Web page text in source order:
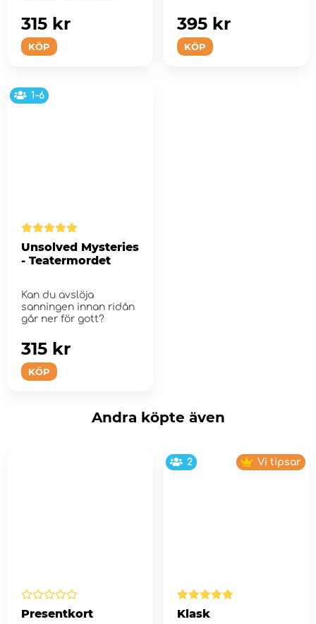
KÖP
315 kr
KÖP
395 kr
1-6
Unsolved Mysteries
- Teatermordet
Kan du avslöja
sanningen innan ridån
går ner för gott?
KÖP
315 kr
Andra köpte även
Presentkort
2 Vi tipsar
Klask